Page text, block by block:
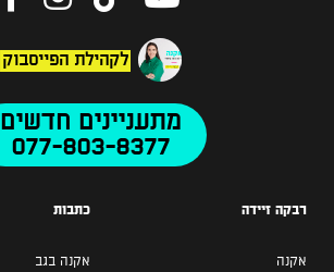
לקהילת הפייסבוק
מתעניינים חדשים
077-803-8377
רבקה זיידה
אקנה
כתבות
אקנה בגב